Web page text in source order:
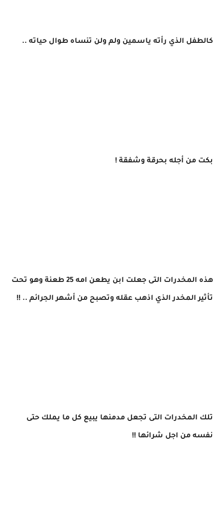
كالطفل الذي رأته ياسمين ولم ولن تنساه طوال حياته ..
بكت من أجله بحرقة وشفقة !
هذه المخدرات التى جعلت ابن يطعن امه 25 طعنة وهو تحت
تأثير المخدر الذي اذهب عقله وتصبح من أشهر الجرائم .. !!
تلك المخدرات التى تجعل مدمنها يبيع كل ما يملك حتى
نفسه من اجل شرائها !!